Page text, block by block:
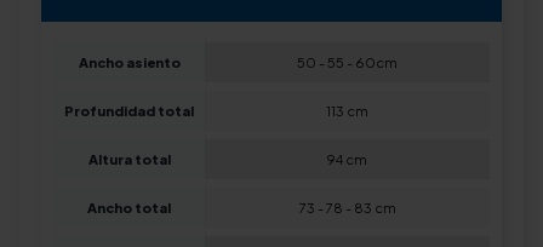
Ancho asiento 50 - 55 - 60cm
Profundidad total 113 cm
Altura total 94 cm
Ancho total 73 - 78 - 83 cm